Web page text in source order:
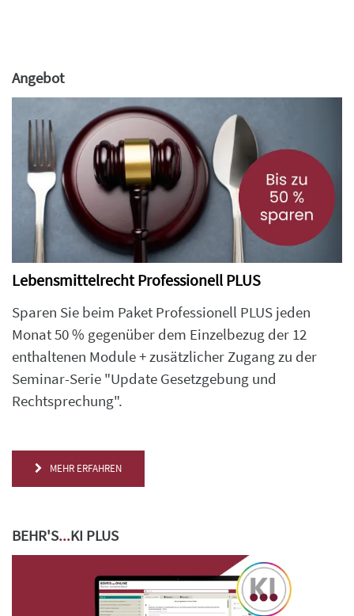
Angebot
Lebensmittelrecht Professionell PLUS
Sparen Sie beim Paket Professionell PLUS jeden
Monat 50 % gegenüber dem Einzelbezug der 12
enthaltenen Module + zusätzlicher Zugang zu der
Seminar-Serie "Update Gesetzgebung und
Rechtsprechung".
MEHR ERFAHREN
BEHR'S...KI PLUS